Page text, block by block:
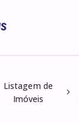
Listagem de
Imóveis